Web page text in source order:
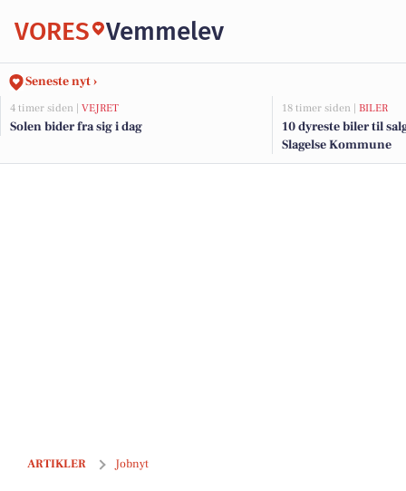
VORES Vemmelev
Seneste nyt ›
4 timer siden | VEJRET
Solen bider fra sig i dag
18 timer siden | BILER
10 dyreste biler til
Slagelse Kommune
ARTIKLER Jobnyt
Engageret pædagog til vuggestue 32 timer pr. uge pr. 1. juli 2023